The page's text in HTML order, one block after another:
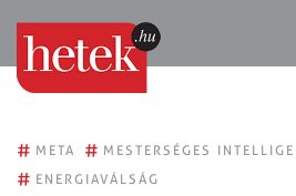
# META # MESTERSÉGES
# ENERGIAVÁLSÁG